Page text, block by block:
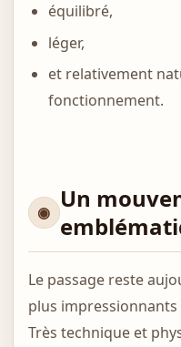
équilibré,
léger,
et relativement
fonctionnement.
Un
Le passage reste
plus impressionnants
Très technique et